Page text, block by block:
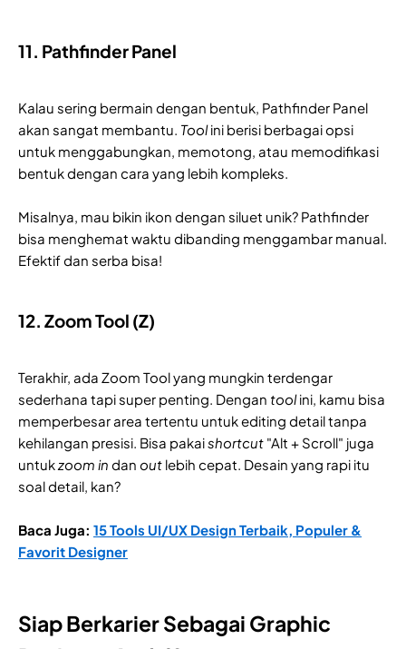
11. Pathfinder Panel
Kalau sering bermain dengan bentuk, Pathfinder Panel
akan sangat membantu. Toolini berisi berbagai opsi
untuk menggabungkan, memotong, atau memodifikasi
bentuk dengan cara yang lebih kompleks.
Misalnya, mau bikin ikon dengan siluet unik? Pathfinder
bisa menghemat waktu dibanding menggambar manual.
Efektif dan serba bisa!
12. Zoom Tool (Z)
Terakhir, ada Zoom Tool yang mungkin terdengar
sederhana tapi super penting. Dengan toolini, kamu bisa
memperbesar area tertentu untuk editing detail tanpa
kehilangan presisi. Bisa pakaishortcut "Alt + Scroll" juga
untukzoom in dan out lebih cepat. Desain yang rapi itu
soal detail, kan?
Baca Juga: 15 Tools UI/UX Design Terbaik, Populer &
Favorit Designer
Siap Berkarier Sebagai Graphic